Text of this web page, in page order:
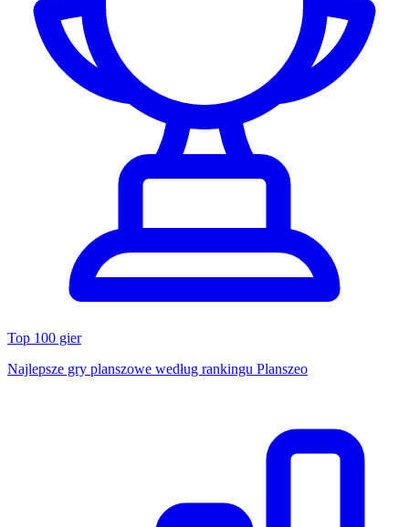
Top 100 gier
Najlepsze gry planszowe według rankingu Planszeo